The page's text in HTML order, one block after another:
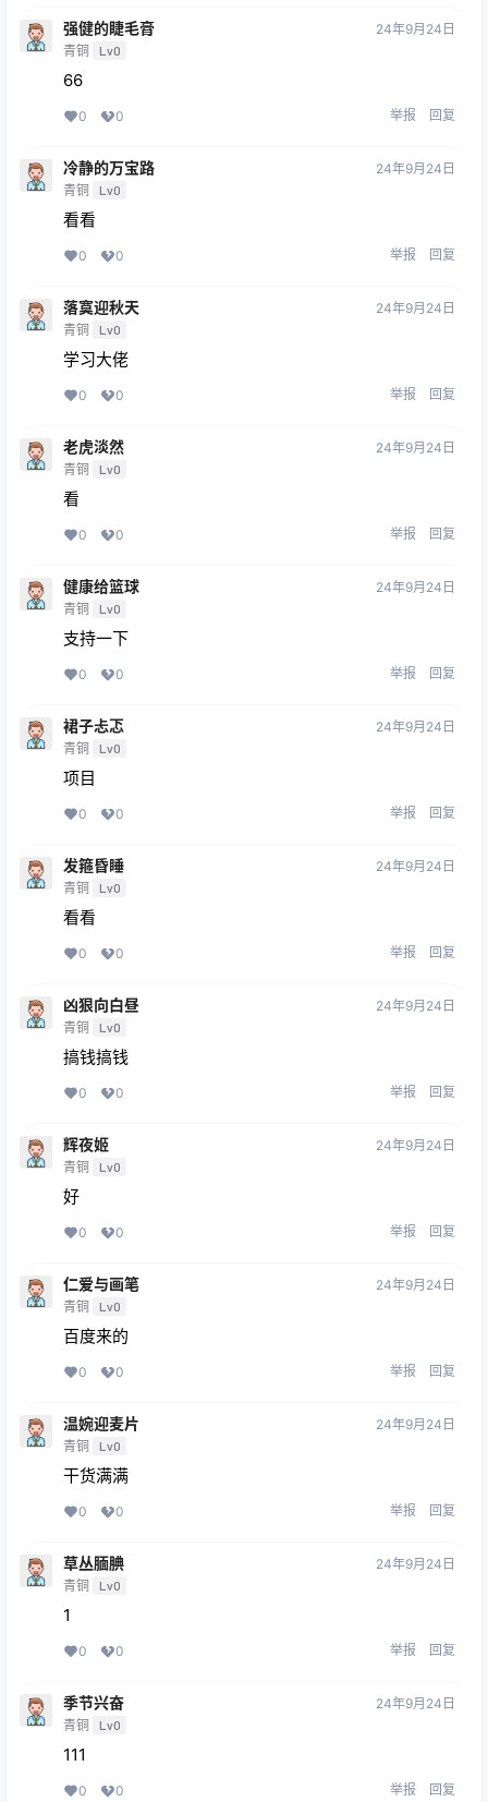
强健的睫毛膏
青铜 Lv0
24年9月24日
66
0 0 举报 回复
冷静的万宝路
青铜 Lv0
24年9月24日
看看
0 0 举报 回复
落寞迎秋天
青铜 Lv0
24年9月24日
学习大佬
0 0 举报 回复
老虎淡然
青铜 Lv0
24年9月24日
看
0 0 举报 回复
健康给篮球
青铜 Lv0
24年9月24日
支持一下
0 0 举报 回复
裙子忐忑
青铜 Lv0
24年9月24日
项目
0 0 举报 回复
发箍昏睡
青铜 Lv0
24年9月24日
看看
0 0 举报 回复
凶狠向白昼
青铜 Lv0
24年9月24日
搞钱搞钱
0 0 举报 回复
辉夜姬
青铜 Lv0
24年9月24日
好
0 0 举报 回复
仁爱与画笔
青铜 Lv0
24年9月24日
百度来的
0 0 举报 回复
温婉迎麦片
青铜 Lv0
24年9月24日
干货满满
0 0 举报 回复
草丛腼腆
青铜 Lv0
24年9月24日
1
0 0 举报 回复
季节兴奋
青铜 Lv0
24年9月24日
111
0 0 举报 回复